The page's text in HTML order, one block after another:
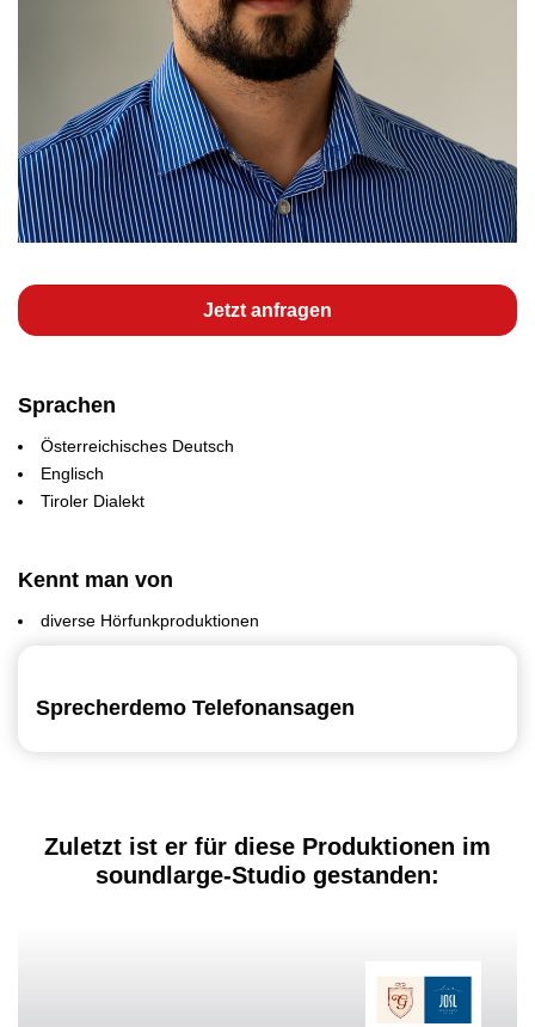
Jetzt anfragen
Sprachen
Österreichisches Deutsch
Englisch
Tiroler Dialekt
Kennt man von
diverse Hörfunkproduktionen
Sprecherdemo Telefonansagen
Zuletzt ist er für diese Produktionen im
soundlarge-Studio gestanden: